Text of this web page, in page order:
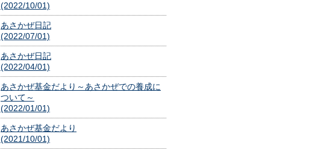
(2022/10/01)
あさかぜ日記
(2022/07/01)
あさかぜ日記
(2022/04/01)
あさかぜ基金だより～あさかぜでの養成に
ついて～
(2022/01/01)
あさかぜ基金だより
(2021/10/01)